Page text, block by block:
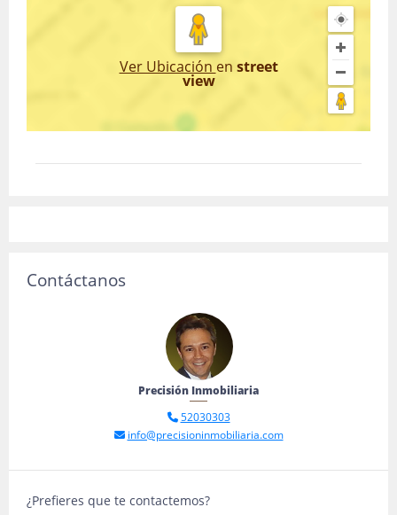
Ver Ubicación en street
view
Contáctanos
Precisión Inmobiliaria
52030303
info@precisioninmobiliaria.com
¿Prefieres que te contactemos?